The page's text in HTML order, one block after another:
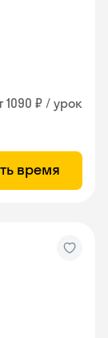
1090 ₽ / урок
время